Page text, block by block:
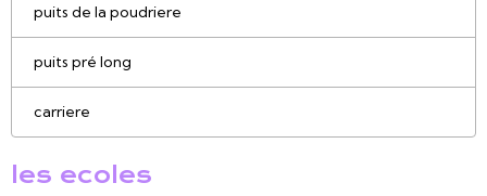
puits de la poudriere
puits pré long
carriere
les ecoles